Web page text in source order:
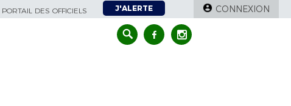
PORTAIL DES OFFICIELS J'ALERTE CONNEXION